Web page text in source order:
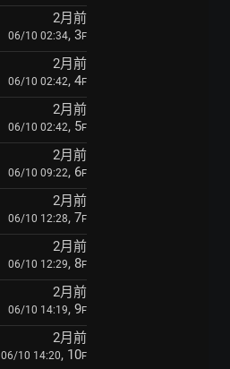
2月前
06/10 02:34, 3F
2月前
06/10 02:42, 4F
2月前
06/10 02:42, 5F
2月前
06/10 09:22, 6F
2月前
06/10 12:28, 7F
2月前
06/10 12:29, 8F
2月前
06/10 14:19, 9F
2月前
06/10 14:20, 10F